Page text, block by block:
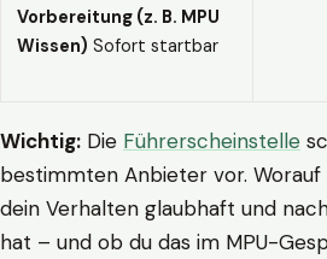
Vorbereitung (z. B. MPU
Wissen) Sofort startbar
Wichtig: Die Führerscheinstelle
bestimmten Anbieter vor.
dein Verhalten glaubhaft und
hat – und ob du das im MPU-